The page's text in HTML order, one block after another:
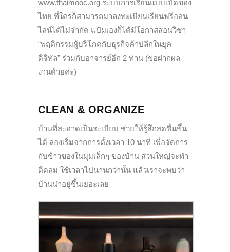
www.thaimooc.org ระบบการเรียนแบบเปิดของ
ไทย ที่ใครก็สามารถมาลงทะเบียนเรียนฟรีออน
ไลน์ได้ไม่จำกัด แป๋มเองก็ได้มีโอกาสสอนวิชา
“พฤติกรรมผู้บริโภคกับธุรกิจค้าปลีกในยุค
ดิจิทัล” ร่วมกับอาจารย์อีก 2 ท่าน (ขอฝากผล
งานด้วยค่ะ)
CLEAN & ORGANIZE
บ้านที่สะอาดเป็นระเบียบ ช่วยให้รู้สึกสดชื่นขึ้น
ได้ ลองเริ่มจากการตั้งเวลา 10 นาที เพื่อจัดการ
กับข้าวของในมุมเล็กๆ ของบ้าน ส่วนใหญ่จะทำ
ติดลม ใช้เวลาไปนานกว่านั้น แล้วเราจะพบว่า
บ้านน่าอยู่ขึ้นเยอะเลย